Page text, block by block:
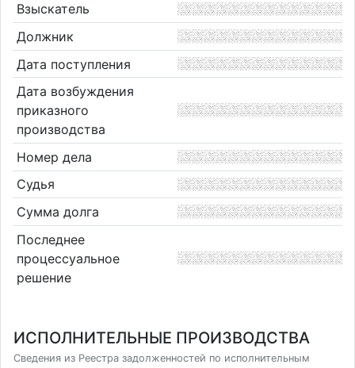
Взыскатель
Должник
Дата поступления
Дата возбуждения
приказного
производства
Номер дела
Судья
Сумма долга
Последнее
процессуальное
решение
ИСПОЛНИТЕЛЬНЫЕ ПРОИЗВОДСТВА
Сведения из Реестра задолженностей по исполнительным